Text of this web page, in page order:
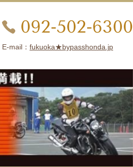
092-502-6300
E-mail： fukuoka★bypasshonda.jp